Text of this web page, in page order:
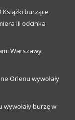
Książki burzące
III odcinka
Warszawy
Orlenu wywołały
wywołały burzę w